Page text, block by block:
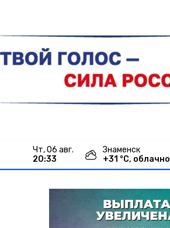
чт, 06 авг.
20:33
Знаменск
+31 °С, облачно